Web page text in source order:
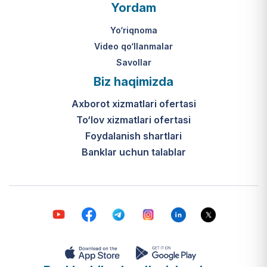
O‘zbekiston Respublikasi Vazirlar
316-son qarori hamda Prezidentning
PQ-410-son qarori.
Ijtimoiy qo‘llab-quvvatlash
markazlari (IQQM) o‘zi nima?
Bular ilgarigi “Saxovat” keksalar va
nogironligi bo‘lgan shaxslar uchun
internat uylari hamda Urush va
mehnat faxriylari pansionatining
Yordam
Yo‘riqnoma
Video qo‘llanmalar
Savollar
Biz haqimizda
Axborot xizmatlari ofertasi
To‘lov xizmatlari ofertasi
Foydalanish shartlari
Banklar uchun talablar